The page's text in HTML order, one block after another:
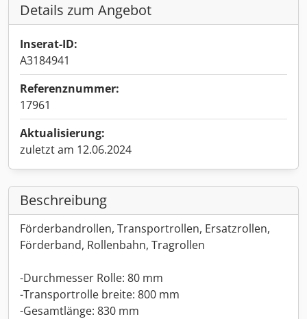
Details zum Angebot
Inserat-ID:
A3184941
Referenznummer:
17961
Aktualisierung:
zuletzt am 12.06.2024
Beschreibung
Förderbandrollen, Transportrollen, Ersatzrollen,
Förderband, Rollenbahn, Tragrollen
-Durchmesser Rolle: 80 mm
-Transportrolle breite: 800 mm
-Gesamtlänge: 830 mm